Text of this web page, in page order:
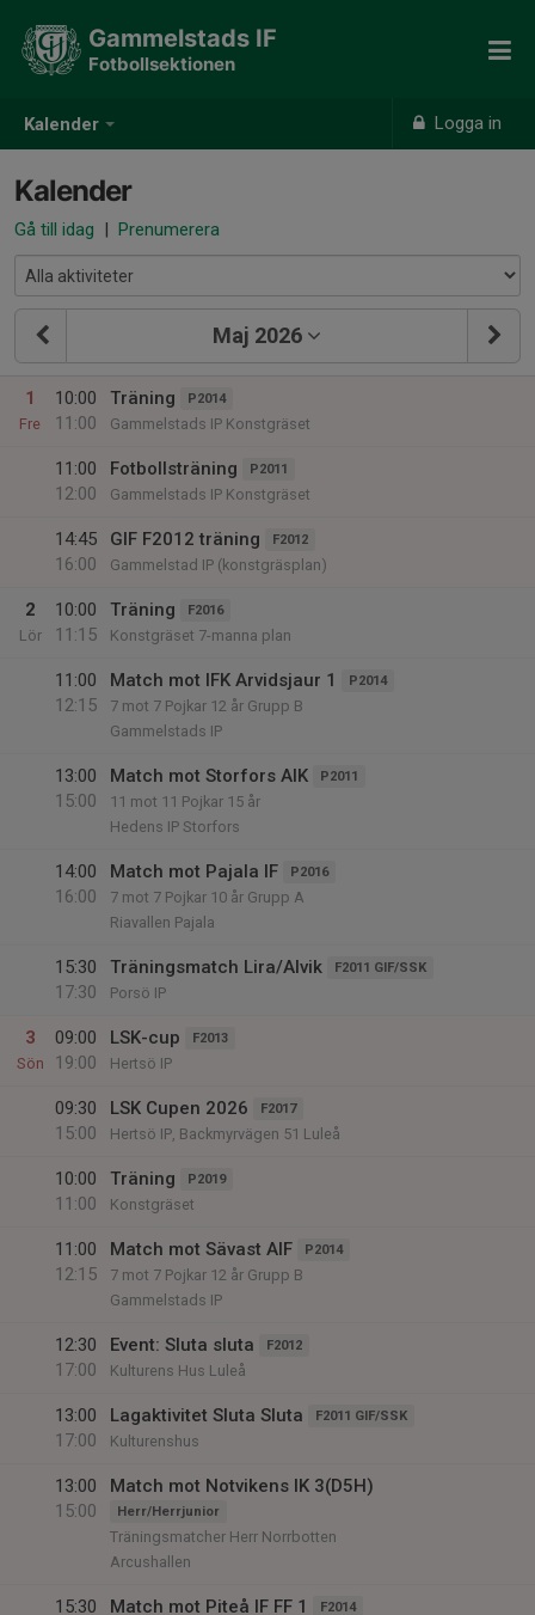
Kalender Logga in
Gammelstads IF
Fotbollsektionen
Kalender
Gå till idag | Prenumerera
Maj 2026
1
Fre
10:00
11:00
Träning P2014
Gammelstads IP Konstgräset
11:00
12:00
Fotbollsträning P2011
Gammelstads IP Konstgräset
14:45
16:00
GIF F2012 träning F2012
Gammelstad IP (konstgräsplan)
2
Lör
10:00
11:15
Träning F2016
Konstgräset 7-manna plan
11:00
12:15
Match mot IFK Arvidsjaur 1 P2014
7 mot 7 Pojkar 12 år Grupp B
Gammelstads IP
13:00
15:00
Match mot Storfors AIK P2011
11 mot 11 Pojkar 15 år
Hedens IP Storfors
14:00
16:00
Match mot Pajala IF P2016
7 mot 7 Pojkar 10 år Grupp A
Riavallen Pajala
15:30
17:30
Träningsmatch Lira/Alvik F2011 GIF/SSK
Porsö IP
3
Sön
09:00
19:00
LSK-cup F2013
Hertsö IP
09:30
15:00
LSK Cupen 2026 F2017
Hertsö IP, Backmyrvägen 51 Luleå
10:00
11:00
Träning P2019
Konstgräset
11:00
12:15
Match mot Sävast AIF P2014
7 mot 7 Pojkar 12 år Grupp B
Gammelstads IP
12:30
17:00
Event: Sluta sluta F2012
Kulturens Hus Luleå
13:00
17:00
Lagaktivitet Sluta Sluta F2011 GIF/SSK
Kulturenshus
13:00
15:00
Match mot Notvikens IK 3(D5H)
Herr/Herrjunior
Träningsmatcher Herr Norrbotten
Arcushallen
15:30
Match mot Piteå IF FF 1 F2014